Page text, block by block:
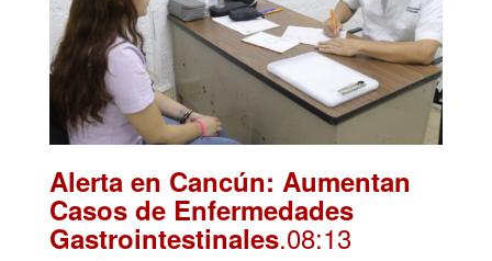
Alerta en Cancún: Aumentan
Casos de Enfermedades
Gastrointestinales.08:13